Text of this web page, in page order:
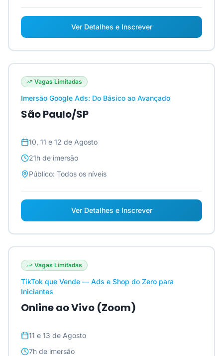
Ver Detalhes e Inscrever
Vagas Limitadas
Imersão Google Ads: Do Básico ao Avançado
São Paulo/SP
10, 11 e 12 de Agosto
21h de imersão
Público: Todos os níveis
Ver Detalhes e Inscrever
Vagas Limitadas
TikTok que Vende — Ads e Shop do Zero para
Iniciantes
Online ao Vivo (Zoom)
11 e 13 de Agosto
7h de imersão